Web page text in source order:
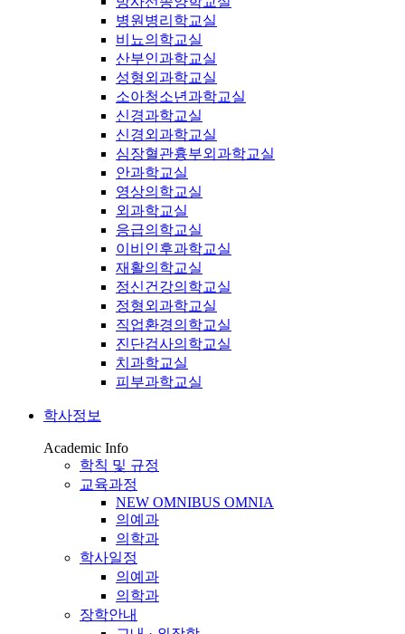
병원병리학교실
비뇨의학교실
산부인과학교실
성형외과학교실
소아청소년과학교실
신경과학교실
신경외과학교실
심장혈관흉부외과학교실
안과학교실
영상의학교실
외과학교실
응급의학교실
이비인후과학교실
재활의학교실
정신건강의학교실
정형외과학교실
직업환경의학교실
진단검사의학교실
치과학교실
피부과학교실
학사정보
Academic Info
학칙 및 규정
교육과정
NEW OMNIBUS OMNIA
의예과
의학과
학사일정
의예과
의학과
장학안내